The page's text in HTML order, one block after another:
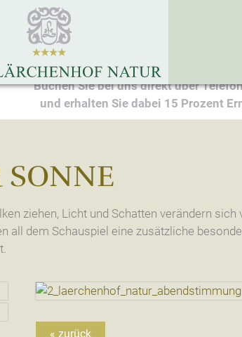
& Appartements
Kultur
Buchen Sie bei uns direkt über
und erhalten Sie dabei 15 Prozent
ziehen, Licht und Schatten verändern
all dem Schauspiel eine zusätzliche
« zurück